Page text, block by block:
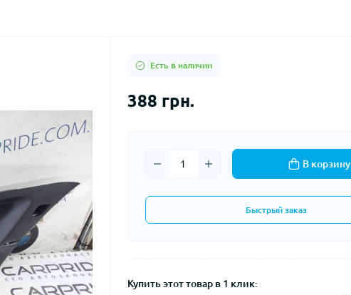
Есть в наличии
388 грн.
В корзину
Быстрый заказ
Купить этот товар в 1 клик: